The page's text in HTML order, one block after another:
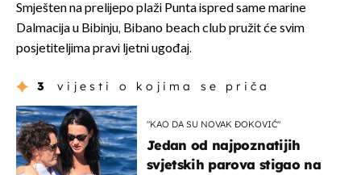
Smješten na prelijepo plaži Punta ispred same marine
Dalmacija u Bibinju, Bibano beach club pružit će svim
posjetiteljima pravi ljetni ugođaj.
3 vijesti o kojima se priča
"KAO DA SU NOVAK ĐOKOVIĆ"
Jedan od najpoznatijih
svjetskih parova stigao na